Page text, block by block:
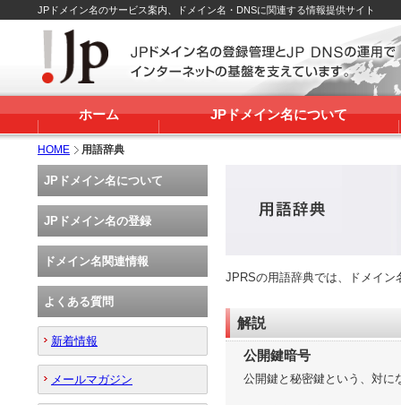
JPドメイン名のサービス案内、ドメイン名・DNSに関連する情報提供サイト
ホーム JPドメイン名について
HOME 用語辞典
JPRSの用語辞典では、ドメイ
解説
公開鍵暗号
公開鍵と秘密鍵という、対に
JPドメイン名について
JPドメイン名の登録
ドメイン名関連情報
よくある質問
新着情報
メールマガジン